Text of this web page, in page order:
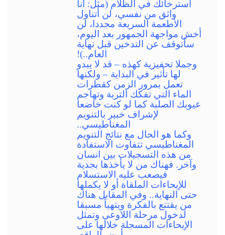
استرخائك في الظلام (مثل: أنا
واثق من نفسي، لن أتناول
الأطعمة السريعة مجددا، لن
أخش مواجهة الجمهور بعد اليوم،
سأتوقف عن التدخين قبل نهاية
العام..)!
وجملا تحفيزية كهذه – قد لا يبدو
لها تأثير في البداية – ولكنها
تعمل بمرور الزمن كقطرات
الماء التي تفكك التربة وتهاجم
عيوبك الصلبة كما لو كنت خاضعا
لإشراف خبير بالتنويم
المغناطيسي..
وكما هو الحال مع نتائج التنويم
المغناطيسي تتفاوت الاستفادة
من هذه التسجيلات بين انسان
وآخر. فهناك من لا يأخذها بجدية
فيصعب عليه الاستسلام
للإيحاءات الملقاة أو لا يكملها
حتى النهاية.. وفي المقابل هناك
من يقتنع بالفكرة ويتهيأ مسبقا
لدخول مرحلة اللاوعي وتمثل
الإيحاءات المسجلة خلالها على